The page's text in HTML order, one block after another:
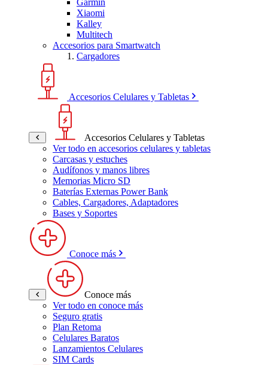
Xiaomi
Kalley
Multitech
Accesorios para Smartwatch
Cargadores
Accesorios Celulares y Tabletas
Accesorios Celulares y Tabletas
Ver todo en accesorios celulares y tabletas
Carcasas y estuches
Audífonos y manos libres
Memorias Micro SD
Baterías Externas Power Bank
Cables, Cargadores, Adaptadores
Bases y Soportes
Conoce más
Conoce más
Ver todo en conoce más
Seguro gratis
Plan Retoma
Celulares Baratos
Lanzamientos Celulares
SIM Cards